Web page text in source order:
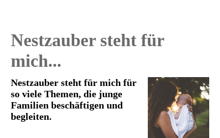
Nestzauber steht für
mich...
Nestzauber steht für mich für
so viele Themen, die junge
Familien beschäftigen und
begleiten.